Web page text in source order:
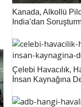
Kanada, Alkollü
India’dan
Çelebi Havacılık,
İnsan Kaynağına